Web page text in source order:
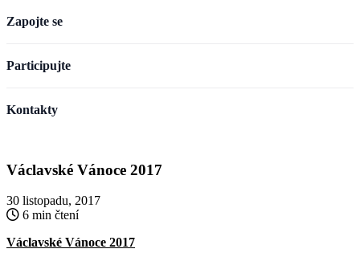
Zapojte se
Participujte
Kontakty
Václavské Vánoce 2017
30 listopadu, 2017
6 min čtení
Václavské Vánoce 2017